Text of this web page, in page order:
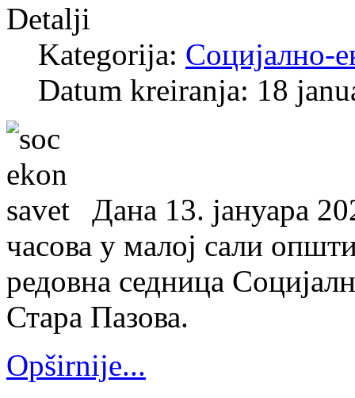
Detalji
Kategorija: Социјално-
Datum kreiranja: 18
Дана 13. јануара
часова у малој сали
редовна седница
Стара Пазова.
Opširnije...